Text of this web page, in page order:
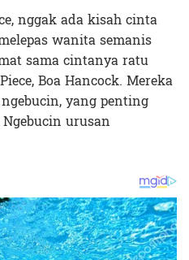
nggak ada kisah cinta
wanita semanis
sama cintanya ratu
Boa Hancock. Mereka
yang penting
urusan